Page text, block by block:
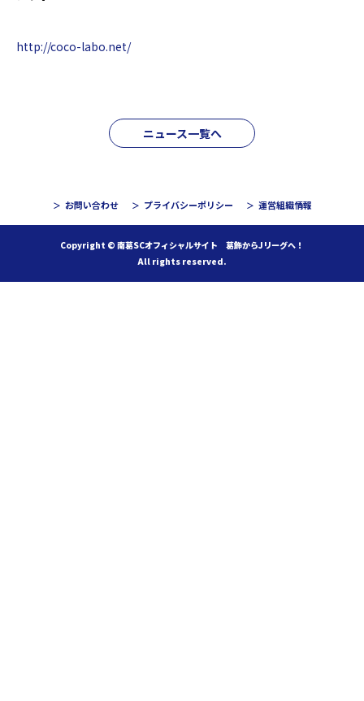
http://coco-labo.net/
ニュース一覧へ
お問い合わせ プライバシーポリシー 運営組織情報
Copyright © 南葛SCオフィシャルサイト 葛飾からJリーグへ！
All rights reserved.